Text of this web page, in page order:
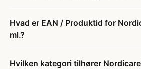
Hvad er EAN / Produktid for
ml.?
Hvilken kategori tilhører